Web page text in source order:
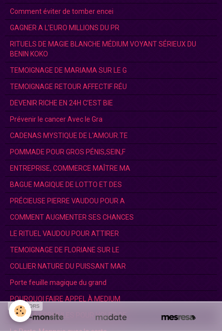
Comment éviter de tomber encei
GAGNER A L’EURO MILLIONS DU PR
RITUELS DE MAGIE BLANCHE MÉDIUM VOYANT SÉRIEUX DU
BENIN KOKO
TEMOIGNAGE DE MARIAMA SUR LE G
TEMOIGNAGE RETOUR AFFECTIF RÉU
DEVENIR RICHE EN 24H C’EST BIE
Prévenir le cancer Avec le Gra
CADENAS MYSTIQUE DE L'AMOUR.TE
POMMADE POUR GROS PÉNIS,SEIN,F
ENTREPRISE, COMMERCE MAÎTRE MA
BAGUE MAGIQUE DE LOTTO ET DES
PRÉCIEUSE PIERRE VAUDOU POUR A
COMMENT AUGMENTER SES CHANCES
LE RITUEL VAUDOU POUR ATTIRER
TEMOIGNAGE DE FLORIANE SUR LE
COLLIER NATURE DU PUISSANT MAR
Porte feuille magique du grand
POURQUOI FAIRE APPEL À MEDIUM
STATU & FORMULES POUR VOLER DE
SPONSORS